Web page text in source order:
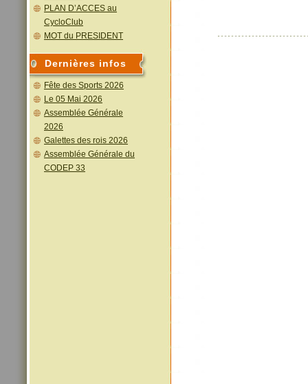
PLAN D’ACCES au
CycloClub
MOT du PRESIDENT
Dernières infos
Fête des Sports 2026
Le 05 Mai 2026
Assemblée Générale
2026
Galettes des rois 2026
Assemblée Générale du
CODEP 33